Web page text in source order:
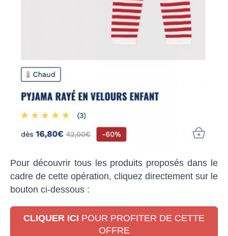
Pour découvrir tous les produits proposés dans le
cadre de cette opération, cliquez directement sur le
bouton ci-dessous :
CLIQUER ICI POUR PROFITER DE CETTE
OFFRE